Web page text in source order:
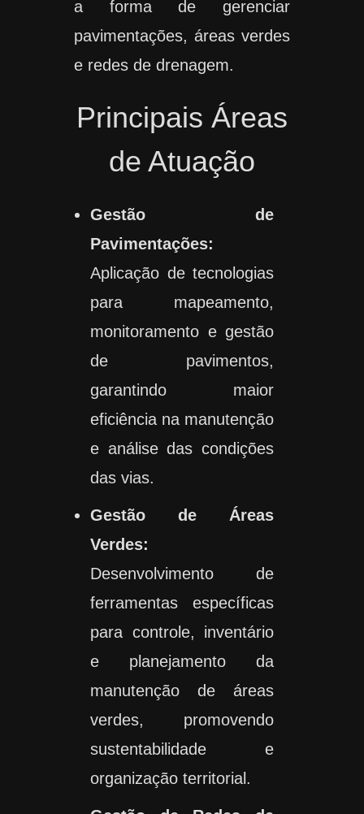
a forma de gerenciar
pavimentações, áreas verdes
e redes de drenagem.
Principais Áreas
de Atuação
Gestão de
Pavimentações:
Aplicação de tecnologias
para mapeamento,
monitoramento e gestão
de pavimentos,
garantindo maior
eficiência na manutenção
e análise das condições
das vias.
Gestão de Áreas
Verdes:
Desenvolvimento de
ferramentas específicas
para controle, inventário
e planejamento da
manutenção de áreas
verdes, promovendo
sustentabilidade e
organização territorial.